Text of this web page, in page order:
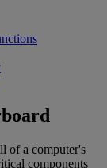
of a computer's
components